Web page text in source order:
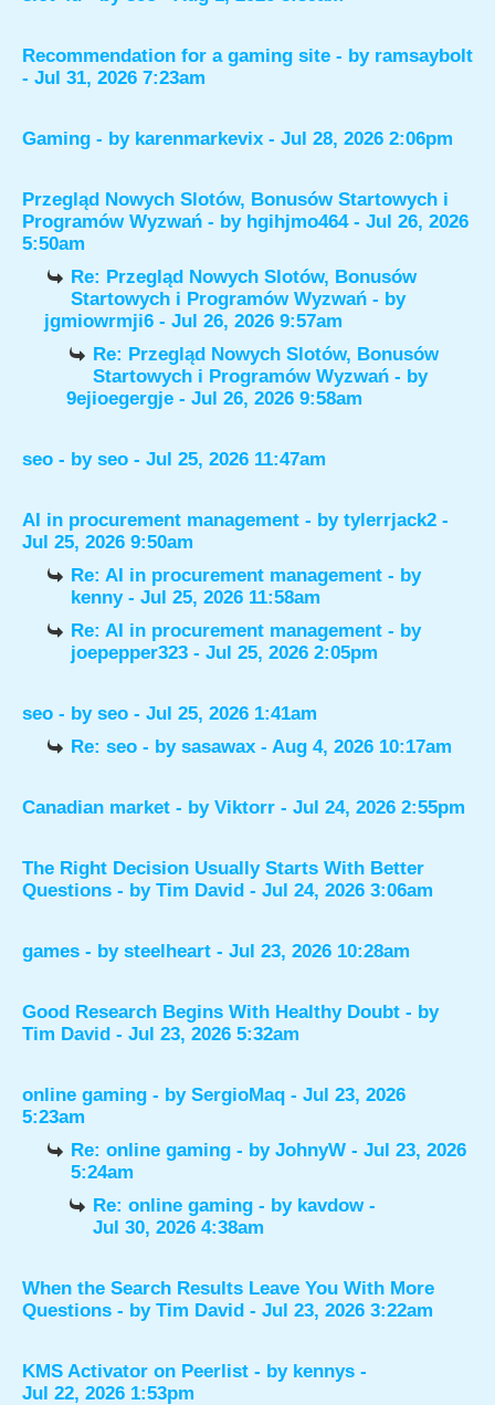
Recommendation for a gaming site - by ramsaybolt
- Jul 31, 2026 7:23am
Gaming - by karenmarkevix - Jul 28, 2026 2:06pm
Przegląd Nowych Slotów, Bonusów Startowych i
Programów Wyzwań - by hgihjmo464- Jul 26, 2026
5:50am
Re: Przegląd Nowych Slotów, Bonusów
Startowych i Programów Wyzwań - by
jgmiowrmji6 - Jul 26, 2026 9:57am
Re: Przegląd Nowych Slotów, Bonusów
Startowych i Programów Wyzwań - by
9ejioegergje - Jul 26, 2026 9:58am
seo - by seo - Jul 25, 2026 11:47am
AI in procurement management - by tylerrjack2 -
Jul 25, 2026 9:50am
Re: AI in procurement management - by
kenny- Jul 25, 2026 11:58am
Re: AI in procurement management - by
joepepper323 - Jul 25, 2026 2:05pm
seo - by seo - Jul 25, 2026 1:41am
Re: seo - bysasawax - Aug 4, 2026 10:17am
Canadian market - by Viktorr - Jul 24, 2026 2:55pm
The Right Decision Usually Starts With Better
Questions - by Tim David - Jul 24, 2026 3:06am
games - by steelheart - Jul 23, 2026 10:28am
Good Research Begins With Healthy Doubt - by
Tim David - Jul 23, 2026 5:32am
online gaming - by SergioMaq - Jul 23, 2026
5:23am
Re: online gaming - byJohnyW - Jul 23, 2026
5:24am
Re: online gaming - by kavdow-
Jul 30, 2026 4:38am
When the Search Results Leave You With More
Questions - by Tim David - Jul 23, 2026 3:22am
KMS Activator on Peerlist - by kennys -
Jul 22, 2026 1:53pm